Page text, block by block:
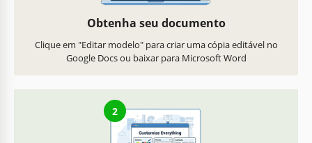
Obtenha seu documento
Clique em "Editar modelo" para criar uma cópia editável no
Google Docs ou baixar para Microsoft Word
2